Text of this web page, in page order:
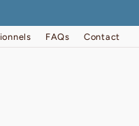
FAQs Contact